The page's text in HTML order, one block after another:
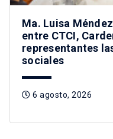
Ma. Luisa
entre CTCI,
representantes
sociales
6 agosto, 2026